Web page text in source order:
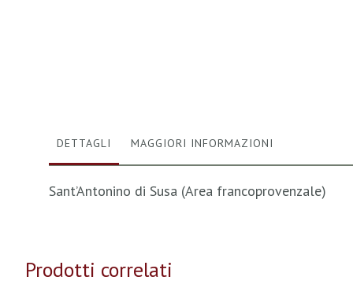
immagini
DETTAGLI
Sant’Antonino di Susa (Area francoprovenzale)
MAGGIORI INFORMAZIONI
Prodotti correlati